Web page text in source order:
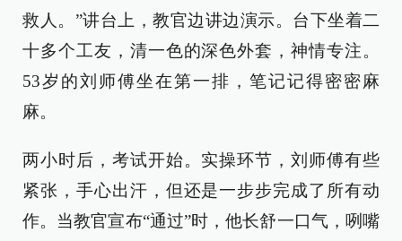
救人。”讲台上，教官边讲边演示。台下坐着二
十多个工友，清一色的深色外套，神情专注。
53岁的刘师傅坐在第一排，笔记记得密密麻
麻。
两小时后，考试开始。实操环节，刘师傅有些
紧张，手心出汗，但还是一步步完成了所有动
作。当教官宣布“通过”时，他长舒一口气，咧嘴